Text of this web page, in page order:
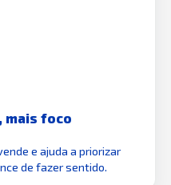
mais foco
e ajuda a priorizar
de fazer sentido.